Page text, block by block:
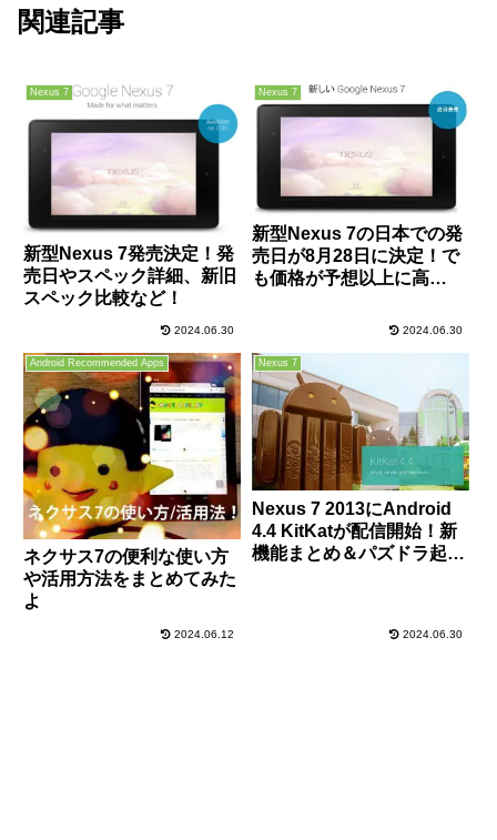
関連記事
Nexus 7
新型Nexus 7発売決定！発
売日やスペック詳細、新旧
スペック比較など！
2024.06.30
Nexus 7
新型Nexus 7の日本での発
売日が8月28日に決定！で
も価格が予想以上に高
2024.06.30
Android Recommended Apps
ネクサス7の便利な使い方
や活用方法をまとめてみた
よ
2024.06.12
Nexus 7
Nexus 7 2013にAndroid
4.4 KitKatが配信開始！新
機能まとめ＆パズドラ起動
2024.06.30